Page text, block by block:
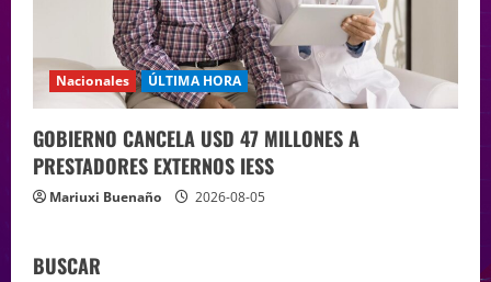
Nacionales ÚLTIMA HORA
GOBIERNO CANCELA USD 47 MILLONES A
PRESTADORES EXTERNOS IESS
Mariuxi Buenaño 2026-08-05
BUSCAR